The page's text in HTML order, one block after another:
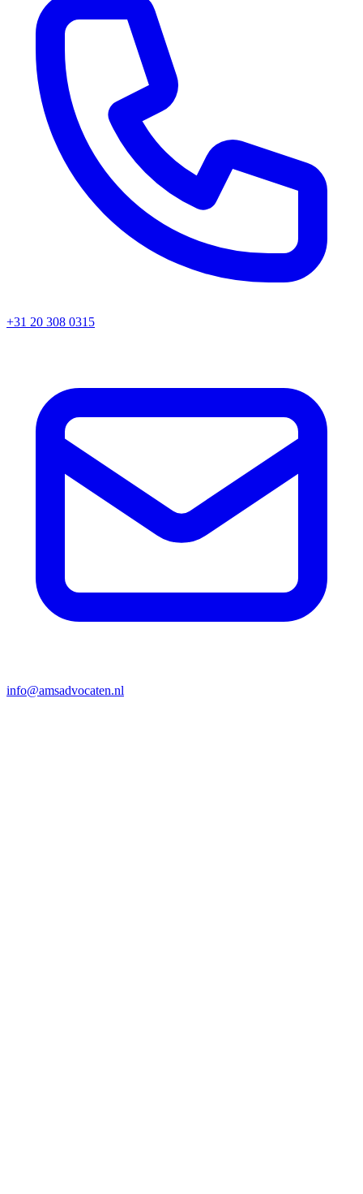
+31 20 308 0315
info@amsadvocaten.nl